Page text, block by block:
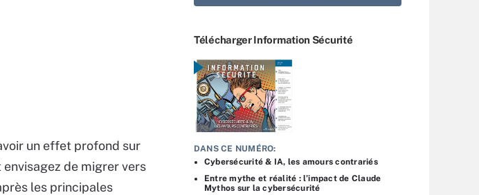
un effet profond sur
de migrer vers
les principales
Télécharger Information Sécurité
DANS CE NUMÉRO:
Cybersécurité & IA, les amours contrariés
Entre mythe et réalité : l’impact de Claude
Mythos sur la cybersécurité